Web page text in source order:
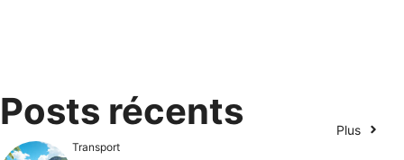
Posts récents Plus
Transport